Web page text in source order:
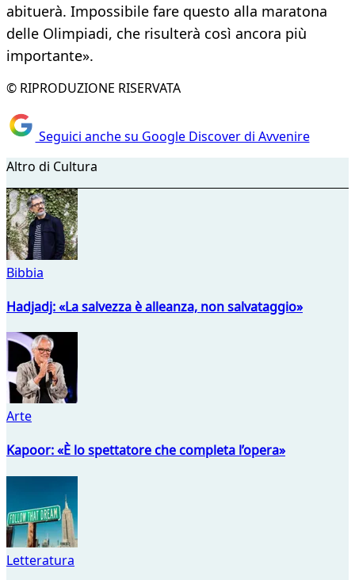
abituerà. Impossibile fare questo alla maratona
delle Olimpiadi, che risulterà così ancora più
importante».
© RIPRODUZIONE RISERVATA
Seguici anche su Google Discover di Avvenire
Altro di Cultura
Bibbia
Hadjadj: «La salvezza è alleanza, non salvataggio»
Arte
Kapoor: «È lo spettatore che completa l’opera»
Letteratura